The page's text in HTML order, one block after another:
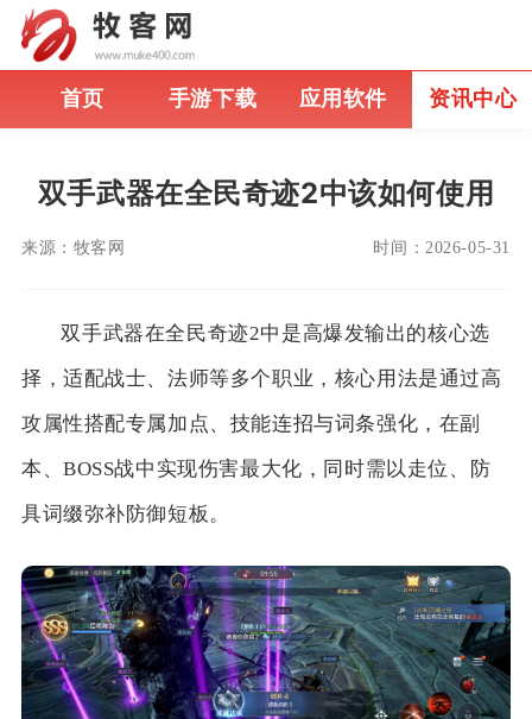
首页 手游下载 应用软件 资讯中心
双手武器在全民奇迹2中该如何使用
来源： 牧客网 时间： 2026-05-31
双手武器在全民奇迹2中是高爆发输出的核心选
择，适配战士、法师等多个职业，核心用法是通过高
攻属性搭配专属加点、技能连招与词条强化，在副
本、BOSS战中实现伤害最大化，同时需以走位、防
具词缀弥补防御短板。